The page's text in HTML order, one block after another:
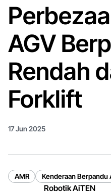
AGV
Rendah
Forklift
17 Jun 2025
AMR Kenderaan Berpandu
Robotik AiTEN